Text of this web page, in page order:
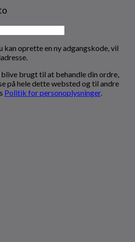
kan oprette en ny adgangskode, vil
brugt til at behandle din ordre,
på hele dette websted og til andre
Politik for personoplysninger.